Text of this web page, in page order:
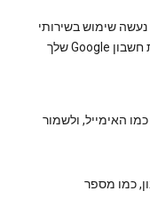
שימוש בשירותי
ומפיצים שמנהלים את חשבון Google שלך
האימייל, ולשמור
כמו מספר